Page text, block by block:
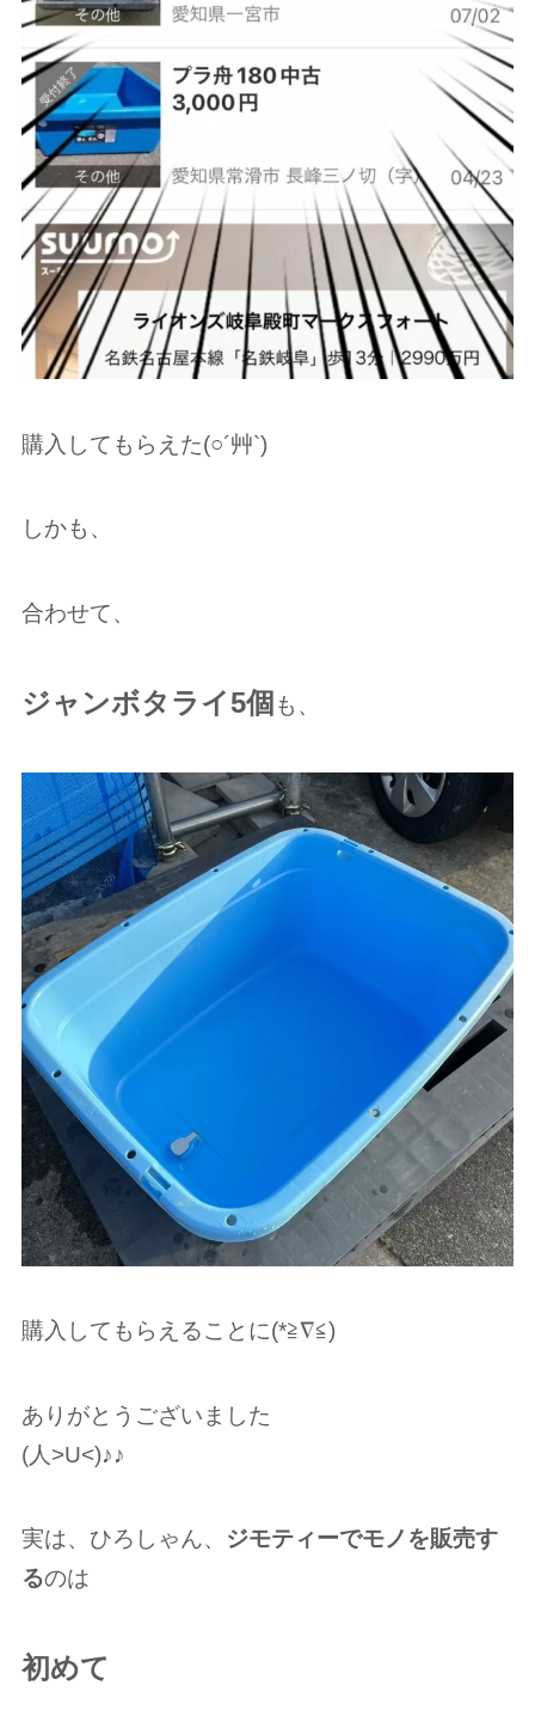
購入してもらえた(○︎´艸`)
しかも、
合わせて、
ジャンボタライ5個 も、
購入してもらえることに(*≧︎∇︎≦︎)
ありがとうございました
(人>U<)♪︎♪︎
実は、ひろしゃん、 ジモティーでモノを販売す
るのは
初めて